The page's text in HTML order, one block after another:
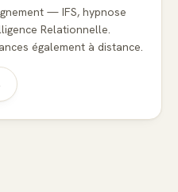
— IFS, hypnose
Relationnelle.
également à distance.